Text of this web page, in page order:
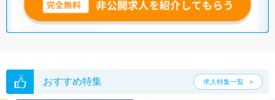
おすすめ特集 求人特集一覧